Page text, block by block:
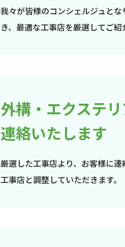
我々が皆様のコンシェルジュと
き、最適な工事店を厳選してご紹
外構・エクステ
連絡いたします
厳選した工事店より、お客様に
工事店と調整していただきます。